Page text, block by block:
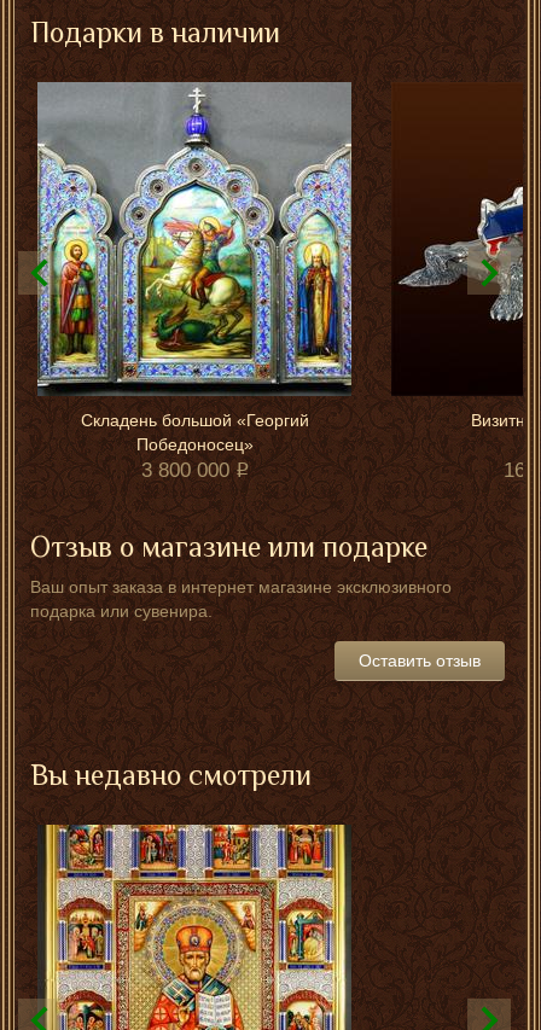
Подарки в наличии
Складень большой «Георгий
Победоносец»
3 800 000 165
Отзыв о магазине или подарке
Ваш опыт заказа в интернет магазине эксклюзивного
подарка или сувенира.
Оставить отзыв
Вы недавно смотрели